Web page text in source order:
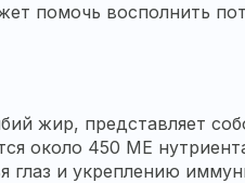
помочь восполнить
жир, представляет
около 450 МЕ
глаз и укреплению